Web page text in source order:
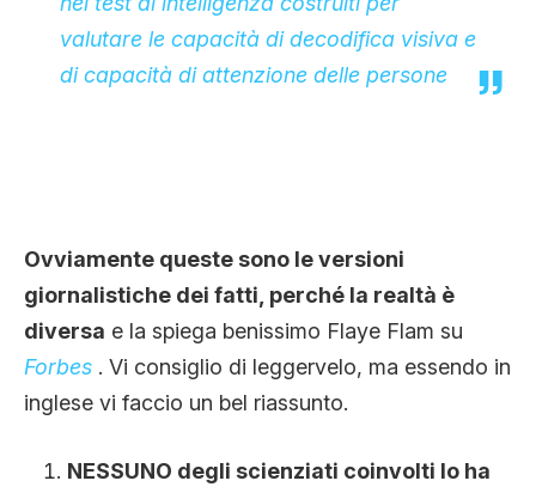
valutare le capacità di decodifica visiva e
di capacità di attenzione delle persone
Ovviamente queste sono le versioni
giornalistiche dei fatti, perché la realtà è
diversa e la spiega benissimo Flaye Flam su
Forbes . Vi consiglio di leggervelo, ma essendo in
inglese vi faccio un bel riassunto.
NESSUNO degli scienziati coinvolti lo ha